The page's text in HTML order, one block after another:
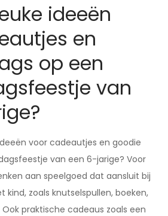
ideeën
en
op een
van
voor cadeautjes en goodie
van een 6-jarige? Voor
aan speelgoed dat aansluit bij
kind, zoals knutselspullen, boeken,
praktische cadeaus zoals een